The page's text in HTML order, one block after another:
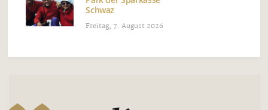
Schwaz
Freitag, 7. August 2026